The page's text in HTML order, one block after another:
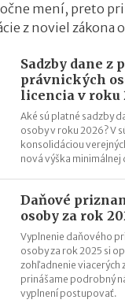
mení, preto
z noviel zákona
Sadzby dane z
právnických
licencia v roku
Aké sú platné sadzby
osoby v roku 2026? V
konsolidáciou
nová výška minimálnej
Daňové
osoby za rok
Vyplnenie daňového
osoby za rok 2025 si
zohľadnenie viacerých
prinášame podrobný
vyplnení postupovať.